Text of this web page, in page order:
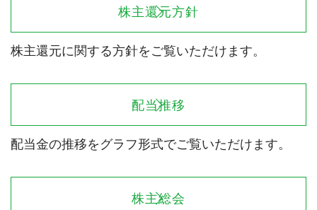
株主還元方針
株主還元に関する方針をご覧いただけます。
配当推移
配当金の推移をグラフ形式でご覧いただけます。
株主総会